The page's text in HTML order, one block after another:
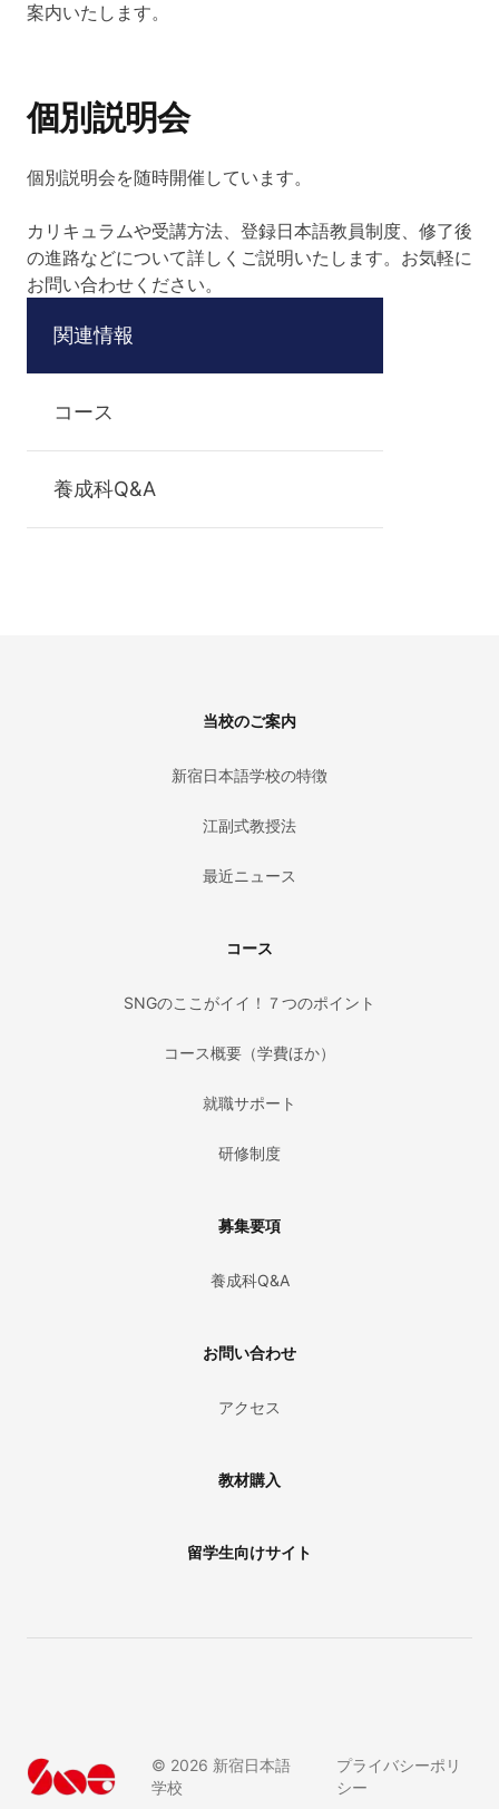
案内いたします。
個別説明会
個別説明会を随時開催しています。
カリキュラムや受講方法、登録日本語教員制度、修了後
の進路などについて詳しくご説明いたします。お気軽に
お問い合わせください。
関連情報
コース
養成科Q&A
当校のご案内
新宿日本語学校の特徴
江副式教授法
最近ニュース
コース
SNGのここがイイ！７つのポイント
コース概要（学費ほか）
就職サポート
研修制度
募集要項
養成科Q&A
お問い合わせ
アクセス
教材購入
留学生向けサイト
© 2026 新宿日本語
学校
プライバシーポリ
シー